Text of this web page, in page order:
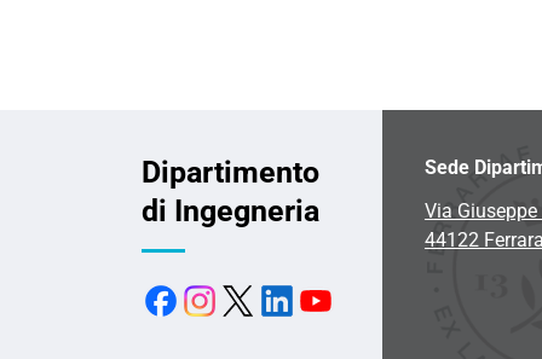
Dipartimento
di Ingegneria
Sede
Via
44122 Ferrara